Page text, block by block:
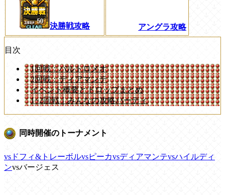
決勝戦攻略 アングラ攻略
目次
1回戦：バルトロメオ
2回戦：ディアマンテ
イベント概要とドロップまとめ
1~2回戦｜みんなの攻略パーティ
同時開催のトーナメント
vsドフィ&トレーボルvsピーカvsディアマンテvsハイルディ
ンvsバージェス